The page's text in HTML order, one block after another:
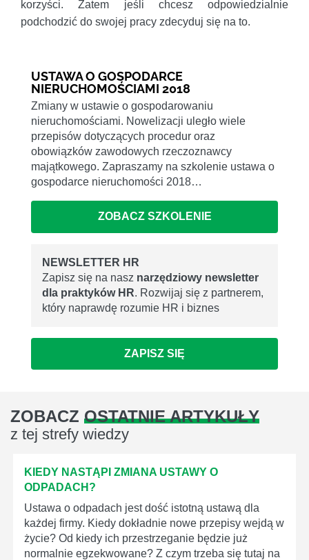
korzyści. Zatem jeśli chcesz odpowiedzialnie
podchodzić do swojej pracy zdecyduj się na to.
USTAWA O GOSPODARCE
NIERUCHOMOŚCIAMI 2018
Zmiany w ustawie o gospodarowaniu
nieruchomościami. Nowelizacji uległo wiele
przepisów dotyczących procedur oraz
obowiązków zawodowych rzeczoznawcy
majątkowego. Zapraszamy na szkolenie ustawa o
gospodarce nieruchomości 2018…
ZOBACZ SZKOLENIE
NEWSLETTER HR
Zapisz się na nasz narzędziowy newsletter
dla praktyków HR. Rozwijaj się z partnerem,
który naprawdę rozumie HR i biznes
ZAPISZ SIĘ
ZOBACZ OSTATNIE ARTYKUŁY
z tej strefy wiedzy
KIEDY NASTĄPI ZMIANA USTAWY O
ODPADACH?
Ustawa o odpadach jest dość istotną ustawą dla
każdej firmy. Kiedy dokładnie nowe przepisy wejdą w
życie? Od kiedy ich przestrzeganie będzie już
normalnie egzekwowane? Z czym trzeba się tutaj na